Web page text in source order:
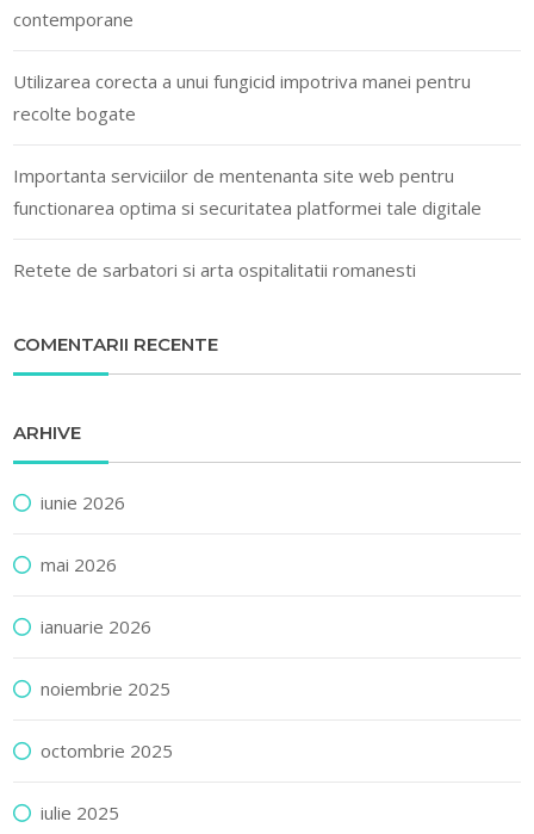
contemporane
Utilizarea corecta a unui fungicid impotriva manei pentru
recolte bogate
Importanta serviciilor de mentenanta site web pentru
functionarea optima si securitatea platformei tale digitale
Retete de sarbatori si arta ospitalitatii romanesti
COMENTARII RECENTE
ARHIVE
iunie 2026
mai 2026
ianuarie 2026
noiembrie 2025
octombrie 2025
iulie 2025